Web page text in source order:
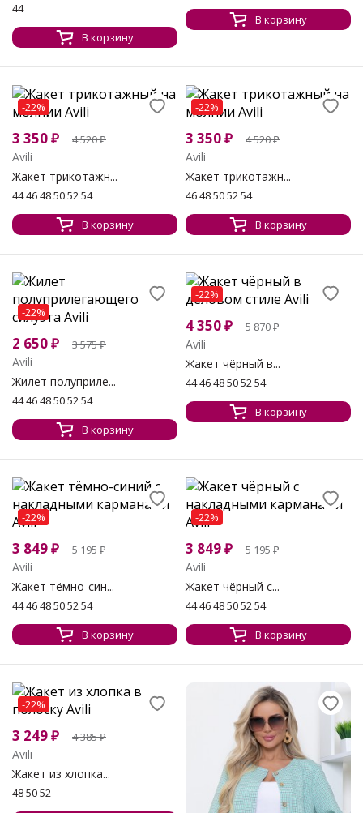
44
В корзину
В корзину
-22%
3 350₽ 4 520₽
Avili
Жакет трикотажн...
44 46 48 50 52 54
В корзину
-22%
3 350₽ 4 520₽
Avili
Жакет трикотажн...
46 48 50 52 54
В корзину
-22%
2 650₽ 3 575₽
Avili
Жилет полуприле...
44 46 48 50 52 54
В корзину
-22%
4 350₽ 5 870₽
Avili
Жакет чёрный в...
44 46 48 50 52 54
В корзину
-22%
3 849₽ 5 195₽
Avili
Жакет тёмно-син...
44 46 48 50 52 54
В корзину
-22%
3 849₽ 5 195₽
Avili
Жакет чёрный с...
44 46 48 50 52 54
В корзину
-22%
3 249₽ 4 385₽
Avili
Жакет из хлопка...
48 50 52